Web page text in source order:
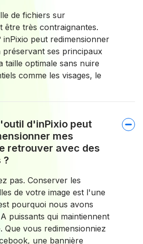
de fichiers sur
être très contraignantes.
inPixio peut redimensionner
ses principaux
taille optimale sans nuire
comme les visages, le
d'inPixio peut
mes
retrouver avec des
?
pas. Conserver les
de votre image est l'une
pourquoi nous avons
puissants qui maintiennent
Que vous redimensionniez
une bannière